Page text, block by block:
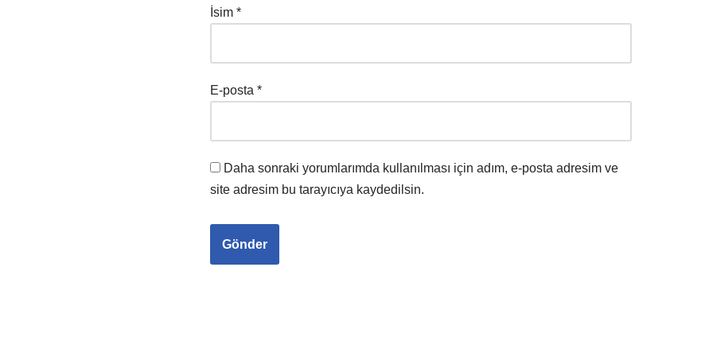
İsim *
E-posta *
Daha sonraki yorumlarımda kullanılması için adım, e-posta adresim ve
site adresim bu tarayıcıya kaydedilsin.